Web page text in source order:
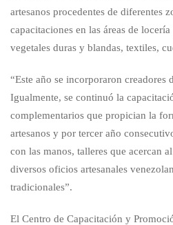
artesanos procedentes de diferentes
capacitaciones en las áreas de
vegetales duras y blandas, textiles,
“Este año se incorporaron creadores
Igualmente, se continuó la
complementarios que propician la
artesanos y por tercer año
con las manos, talleres que acercan
diversos oficios artesanales
tradicionales”.
El Centro de Capacitación y